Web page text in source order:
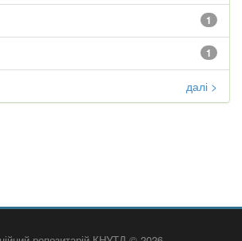
1
1
далі >